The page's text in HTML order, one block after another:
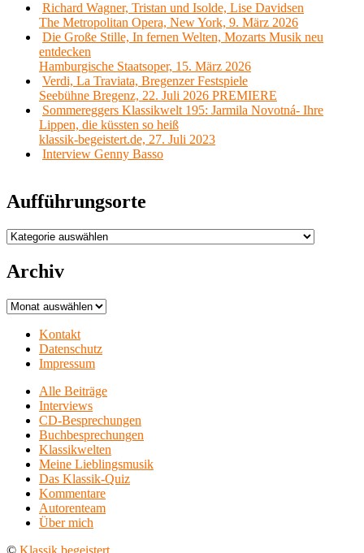
Richard Wagner, Tristan und Isolde, Lise Davidsen
The Metropolitan Opera, New York, 9. März 2026
Die Große Stille, In fernen Welten, Mozarts Musik neu
entdecken
Hamburgische Staatsoper, 15. März 2026
Verdi, La Traviata, Bregenzer Festspiele
Seebühne Bregenz, 22. Juli 2026 PREMIERE
Sommereggers Klassikwelt 195: Jarmila Novotná- Ihre
Lippen, die küssten so heiß
klassik-begeistert.de, 27. Juli 2023
Interview Genny Basso
Aufführungsorte
Aufführungsorte
Archiv
Archiv
Kontakt
Datenschutz
Impressum
Alle Beiträge
Interviews
CD-Besprechungen
Buchbesprechungen
Klassikwelten
Meine Lieblingsmusik
Das Klassik-Quiz
Kommentare
Autorenteam
Über mich
© Klassik begeistert